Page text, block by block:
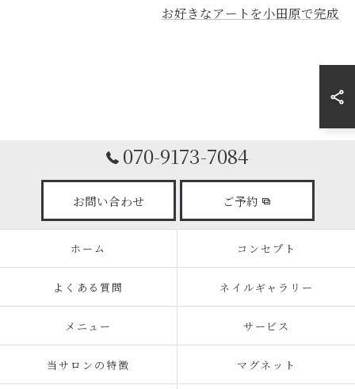
お好きなアートを小田原で完成
070-9173-7084
お問い合わせ ご予約
ホーム コンセプト
よくある質問 ネイルギャラリー
メニュー サービス
当サロンの特徴 マグネット